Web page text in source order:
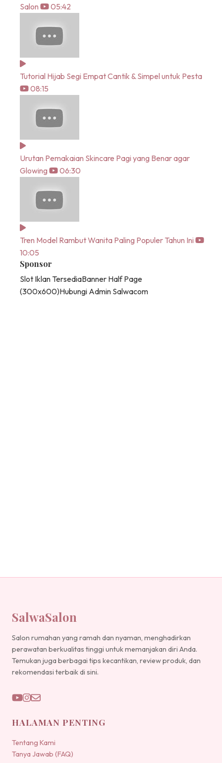
Salon
05:42
Tutorial Hijab Segi Empat Cantik & Simpel untuk Pesta
08:15
Urutan Pemakaian Skincare Pagi yang Benar agar
Glowing
06:30
Tren Model Rambut Wanita Paling Populer Tahun Ini
10:05
Sponsor
Slot Iklan TersediaBanner Half Page
(300x600)Hubungi Admin Salwacom
SalwaSalon
Salon rumahan yang ramah dan nyaman, menghadirkan
perawatan berkualitas tinggi untuk memanjakan diri Anda.
Temukan juga berbagai tips kecantikan, review produk, dan
rekomendasi terbaik di sini.
HALAMAN PENTING
Tentang Kami
Tanya Jawab (FAQ)